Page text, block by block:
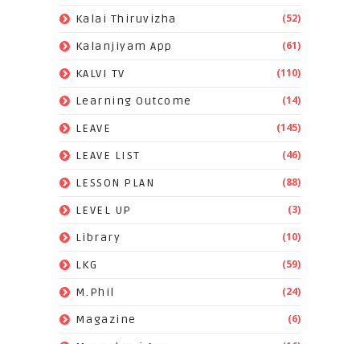
Kalai Thiruvizha (52)
Kalanjiyam App (61)
KALVI TV (110)
Learning Outcome (14)
LEAVE (145)
LEAVE LIST (46)
LESSON PLAN (88)
LEVEL UP (3)
Library (10)
LKG (59)
M.Phil (24)
Magazine (6)